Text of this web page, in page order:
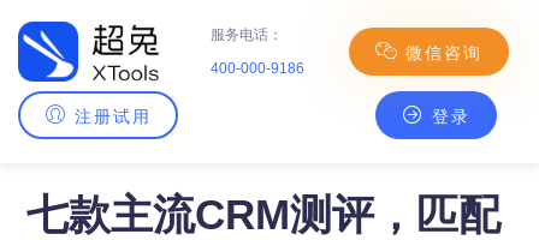
服务电话：
400-000-9186
微信咨询
注册试用 登录
主页>CRM百科> 七款主流CRM测评，匹配不同企业经营场景
七款主流CRM测评，匹配